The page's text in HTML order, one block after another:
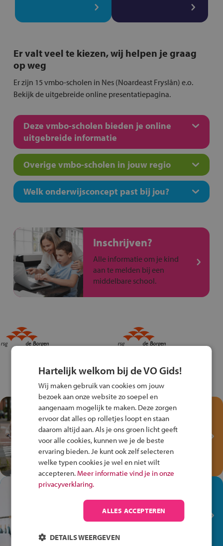
Er valt veel te kiezen, wij helpen je graag
op weg
Er zijn 15 vmbo-scholen in Nes (Noardeast Fryslân) e.o.
Bekijk de uitgebreide online presentatiepagina.
Deze vmbo-scholen bieden je online
uitgebreide informatie
Overige vmbo-scholen in jouw regio
Welk onderwijsconcept past bij jou?
Inschrijven?
Alle informatie om je kind
aan te melden bij een
middelbare school.
Test je kennis met het
Fiets Veilig
Verkeersspel!
Speel het Fiets Veilig Verkeersspel
en win een Cortina-fiets!
In de winkel ben je op je
plek!
Ontdek via het vmbo jouw talent
anders is!
Hartelijk welkom bij de VO Gids!
Wij maken gebruik van cookies om jouw
bezoek aan onze website zo soepel en
aangenaam mogelijk te maken. Deze zorgen
ervoor dat alles op rolletjes loopt en staan
daarom altijd aan. Als je ons groen licht geeft
voor alle cookies, kunnen we je de beste
ervaring bieden. Je kunt ook zelf selecteren
welke typen cookies je wel en niet wilt
accepteren. Meer informatie vind je in onze
privacyverklaring.
ALLES ACCEPTEREN
DETAILS WEERGEVEN